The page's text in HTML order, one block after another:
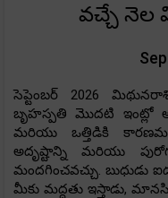
వచ్చే నెల
సెప్టెంబర్ 2026
బృహస్పతి మొదటి ఇంట్లో
మరియు ఒత్తిడికి
అదృష్టాన్ని మరియు
మందగించవచ్చు.
మీకు మద్దతు ఇస్తాడు,